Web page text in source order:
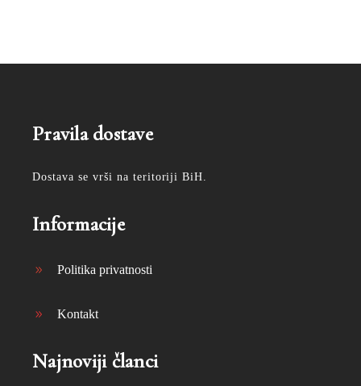
Pravila dostave
Dostava se vrši na teritoriji BiH.
Informacije
Politika privatnosti
Kontakt
Najnoviji članci